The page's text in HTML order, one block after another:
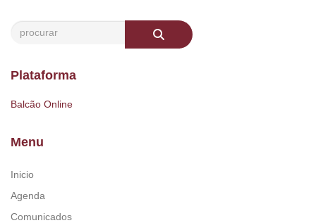
Plataforma
Balcão Online
Menu
Inicio
Agenda
Comunicados